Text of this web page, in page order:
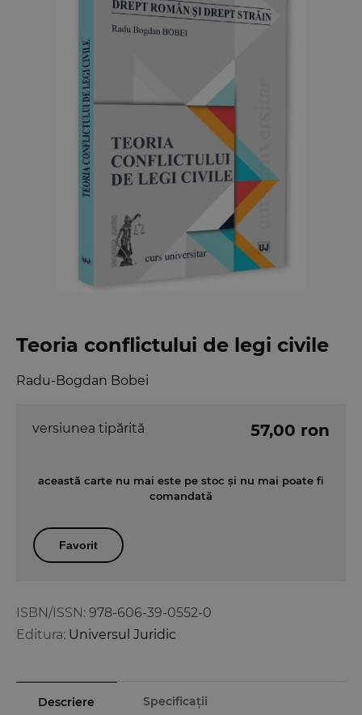
Teoria conflictului de legi civile
Radu-Bogdan Bobei
ISBN/ISSN: 978-606-39-0552-0
Editura: Universul Juridic
versiunea tipărită 57,00 ron
această carte nu mai este pe stoc și nu mai poate fi
comandată
Favorit
Descriere
Specificații